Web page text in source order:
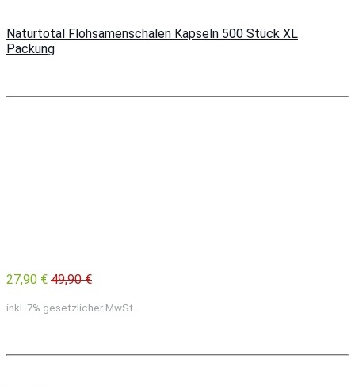
Naturtotal Flohsamenschalen Kapseln 500 Stück XL
Packung
27,90 € 49,90 €
inkl. 7% gesetzlicher MwSt.